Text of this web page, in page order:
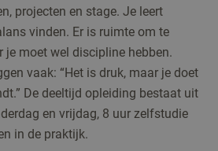
projecten en stage. Je leert
vinden. Er is ruimte om te
je moet wel discipline hebben.
vaak: “Het is druk, maar je doet
De deeltijd opleiding bestaat uit
en vrijdag, 8 uur zelfstudie
in de praktijk.